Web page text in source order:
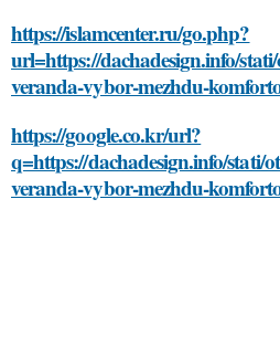
https://islamcenter.ru/go.php?
url=https://dachadesign.info/
veranda-vybor-mezhdu-
https://google.co.kr/url?
q=https://dachadesign.info/stati/
veranda-vybor-mezhdu-